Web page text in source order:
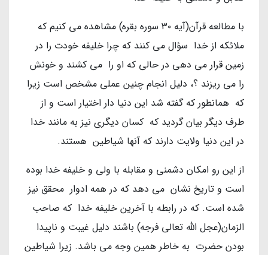
با مطالعه قرآن(آیه ۳۰ سوره بقره) مشاهده می کنیم که
ملائکه از خدا سؤال می کنند که چرا خلیفه خودت را در
زمین قرار می دهی در حالی که او را می کشند و خونش
را می ریزند ؟، دلیل انجام چنین عملی مشخص است زیرا
که همانطور که گفته شد این دنیا دار اختیار است و از
طرف دیگر بیان گردید که کسان دیگری نیز به مانند خدا
در این دنیا ولایت دارند که آنها شیاطین هستند.
از این رو امکان دشمنی و مقابله با ولی و خلیفه خدا بوده
است و تاریخ نشان می دهد که در همه ادوار محقق نیز
شده است. که در رابطه با آخرین خلیفه خدا که صاحب
الزمان(عجل الله تعالی فرجه) باشند دلیل غیبت و ناپیدا
بودن حضرت به خاطر همین وجه می باشد. زیرا شیاطین